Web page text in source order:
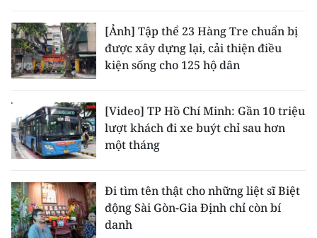
[Ảnh] Tập thể 23 Hàng Tre chuẩn bị
được xây dựng lại, cải thiện điều
kiện sống cho 125 hộ dân
[Video] TP Hồ Chí Minh: Gần 10 triệu
lượt khách đi xe buýt chỉ sau hơn
một tháng
Đi tìm tên thật cho những liệt sĩ Biệt
động Sài Gòn-Gia Định chỉ còn bí
danh